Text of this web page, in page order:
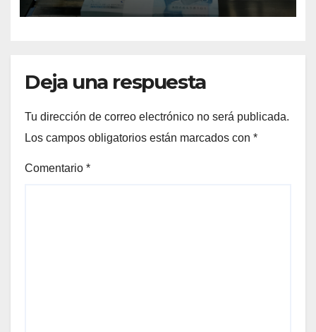
Deja una respuesta
Tu dirección de correo electrónico no será publicada.
Los campos obligatorios están marcados con *
Comentario *